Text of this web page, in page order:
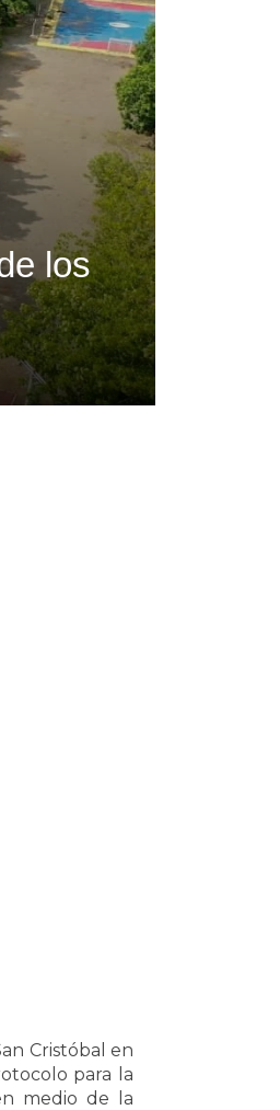
los
Cristóbal en
para la
medio de la